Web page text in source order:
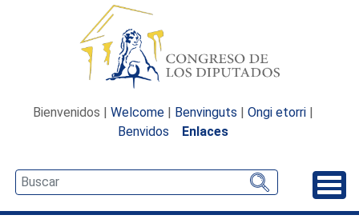
Bienvenidos | Welcome | Benvinguts | Ongi etorri |
Benvidos
Enlaces